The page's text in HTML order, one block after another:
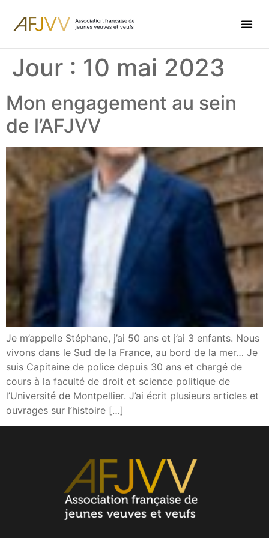
Jour : 10 mai 2023
Mon engagement au sein
de l’AFJVV
Je m’appelle Stéphane, j’ai 50 ans et j’ai 3 enfants. Nous
vivons dans le Sud de la France, au bord de la mer… Je
suis Capitaine de police depuis 30 ans et chargé de
cours à la faculté de droit et science politique de
l’Université de Montpellier. J’ai écrit plusieurs articles et
ouvrages sur l’histoire […]